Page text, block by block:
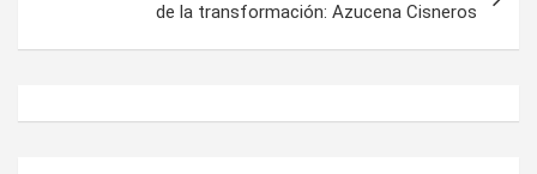
de la transformación: Azucena Cisneros